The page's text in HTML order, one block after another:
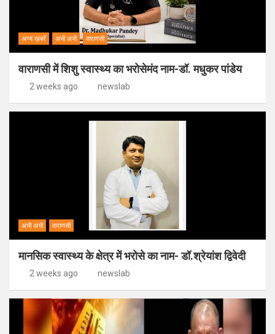
अन्य ख़बरें अभी अभी वाराणसी
वाराणसी में शिशु स्वास्थ्य का भरोसेमंद नाम-डॉ. मधुकर पांडेय
2 weeks ago newslab
अभी अभी वाराणसी
मानसिक स्वास्थ्य के क्षेत्र में भरोसे का नाम- डॉ.श्रेयांश द्विवेदी
2 weeks ago newslab